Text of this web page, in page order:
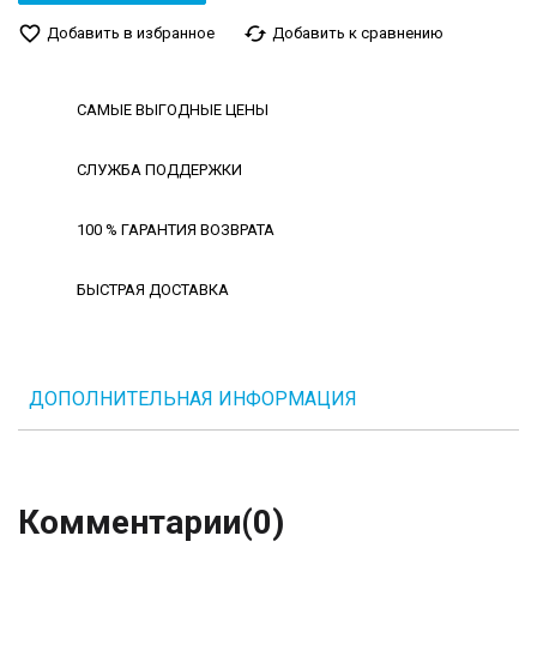
favorite_border Добавить в избранное cached Добавить к сравнению
САМЫЕ ВЫГОДНЫЕ ЦЕНЫ
СЛУЖБА ПОДДЕРЖКИ
100 % ГАРАНТИЯ ВОЗВРАТА
БЫСТРАЯ ДОСТАВКА
ДОПОЛНИТЕЛЬНАЯ ИНФОРМАЦИЯ
Комментарии(0)